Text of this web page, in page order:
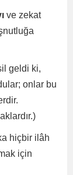
ve zekat
geldi ki,
onlar bu
hiçbir ilâh
için